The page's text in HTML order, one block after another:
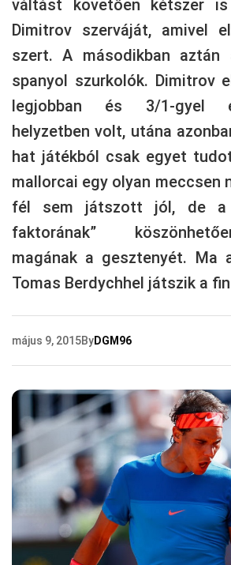
váltást követően kétszer
Dimitrov szerváját, amivel
szert. A másodikban aztán
spanyol szurkolók. Dimitrov
legjobban és 3/1-gyel
helyzetben volt, utána
hat játékból csak egyet
mallorcai egy olyan meccsen
fél sem játszott jól, de a
faktorának”
magának a gesztenyét. Ma
Tomas Berdychhel játszik a
május 9, 2015ByDGM96